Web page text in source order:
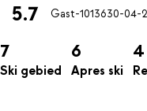
5.7 Gast-1013630-04-
7
Ski gebied
6
Apres ski
4